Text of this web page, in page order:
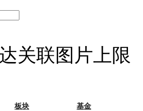
关联图片上限
板块 基金